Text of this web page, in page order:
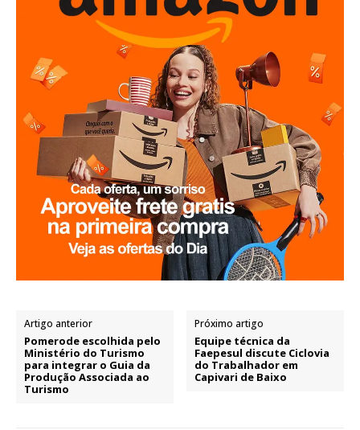
Artigo anterior
Pomerode escolhida pelo
Ministério do Turismo
para integrar o Guia da
Produção Associada ao
Turismo
Próximo artigo
Equipe técnica da
Faepesul discute Ciclovia
do Trabalhador em
Capivari de Baixo